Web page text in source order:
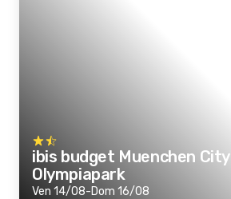
ibis budget Muenchen City
Olympiapark
Ven 14/08-Dom 16/08